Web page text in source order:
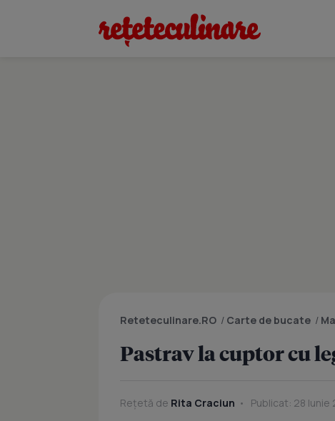
Reteteculinare.RO / Carte de bucate /
Pastrav la cuptor cu
Rețetă de Rita Craciun Publicat: 28 Iunie